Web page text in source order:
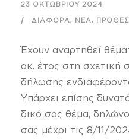
23 ΟΚΤΩΒΡΊΟΥ 2024
ΔΙΆΦΟΡΑ, ΝΈΑ,
Έχουν αναρτηθεί
ακ. έτος στη σχετική
δήλωσης
Υπάρχει επίσης
δικό σας θέμα,
σας μέχρι τις 8/11/